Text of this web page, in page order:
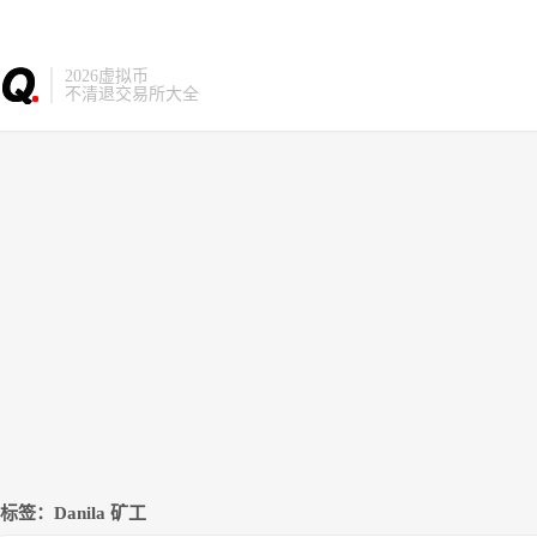
2026虚拟币
不清退交易所大全
标签：Danila 矿工